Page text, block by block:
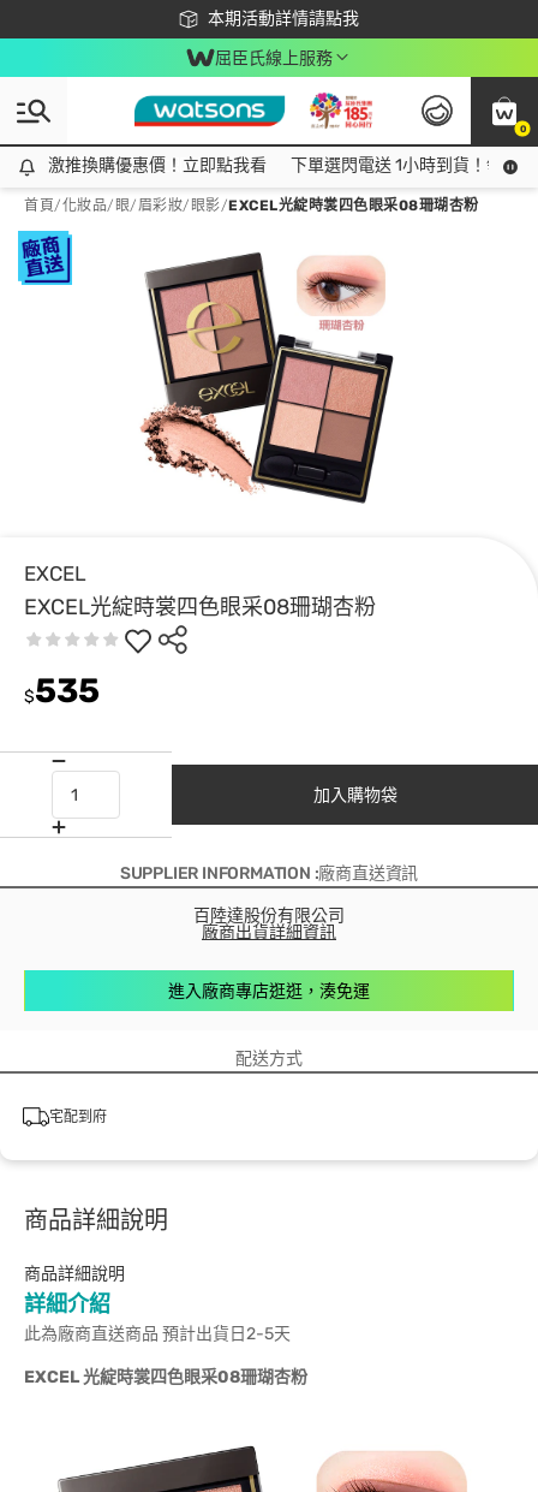
本期活動詳情請點我
下載app最高回饋$350
屈臣氏線上服務
0
激推換購優惠價！立即點我看
激推換購優惠價！立即點我看 下單選閃電送 1小時到貨！領神
首頁/化妝品/ 眼/眉彩妝/ 眼影/EXCEL光綻時裳四色眼采08珊瑚杏粉
EXCEL
EXCEL光綻時裳四色眼采08珊瑚杏粉
$535
加入購物袋
SUPPLIER INFORMATION :廠商直送資訊
百陸達股份有限公司
廠商出貨詳細資訊
進入廠商專店逛逛，湊免運
配送方式
宅配到府
商品詳細說明
商品詳細說明
詳細介紹
此為廠商直送商品 預計出貨日2-5天
EXCEL光綻時裳四色眼采08珊瑚杏粉